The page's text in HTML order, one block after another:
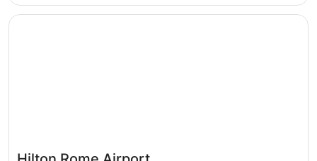
Öppnas i ett nytt fönster
Hilton Rome Airport